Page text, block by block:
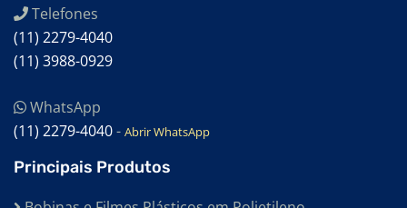
EMBALAGENS PLÁSTICAS PARA ALIMENTOS
EMBALAGENS TRANSPARENTES
EMBALAGENS TERMO ENCOLHÍVEL
Telefones
(11) 2279-4040
(11) 3988-0929
WhatsApp
(11) 2279-4040- Abrir WhatsApp
Principais Produtos